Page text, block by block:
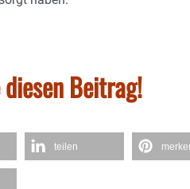
Beitrag!
teilen